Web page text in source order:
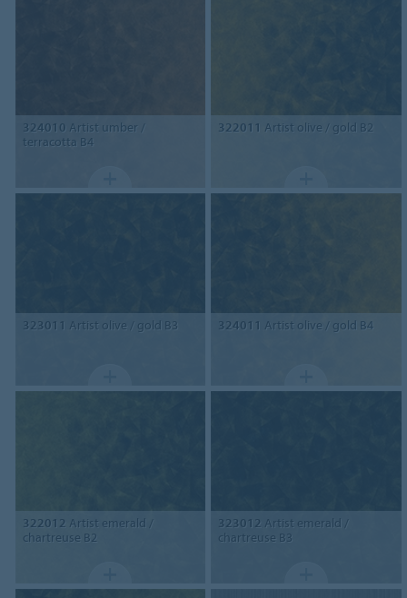
324010 Artist umber /
terracotta B4
322011 Artist olive / gold B2
323011 Artist olive / gold B3 324011 Artist olive / gold B4
322012 Artist emerald /
chartreuse B2
323012 Artist emerald /
chartreuse B3